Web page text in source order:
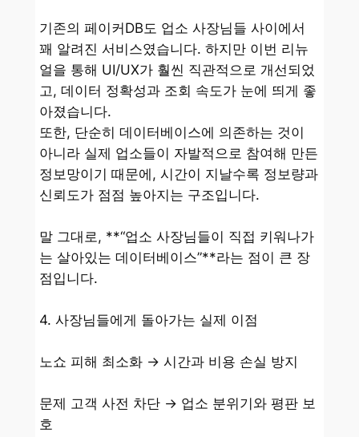
기존의 페이커DB도 업소 사장님들 사이에서
꽤 알려진 서비스였습니다. 하지만 이번 리뉴
얼을 통해 UI/UX가 훨씬 직관적으로 개선되었
고, 데이터 정확성과 조회 속도가 눈에 띄게 좋
아졌습니다.
또한, 단순히 데이터베이스에 의존하는 것이
아니라 실제 업소들이 자발적으로 참여해 만든
정보망이기 때문에, 시간이 지날수록 정보량과
신뢰도가 점점 높아지는 구조입니다.
말 그대로, **“업소 사장님들이 직접 키워나가
는 살아있는 데이터베이스”**라는 점이 큰 장
점입니다.
4. 사장님들에게 돌아가는 실제 이점
노쇼 피해 최소화 → 시간과 비용 손실 방지
문제 고객 사전 차단 → 업소 분위기와 평판 보
호